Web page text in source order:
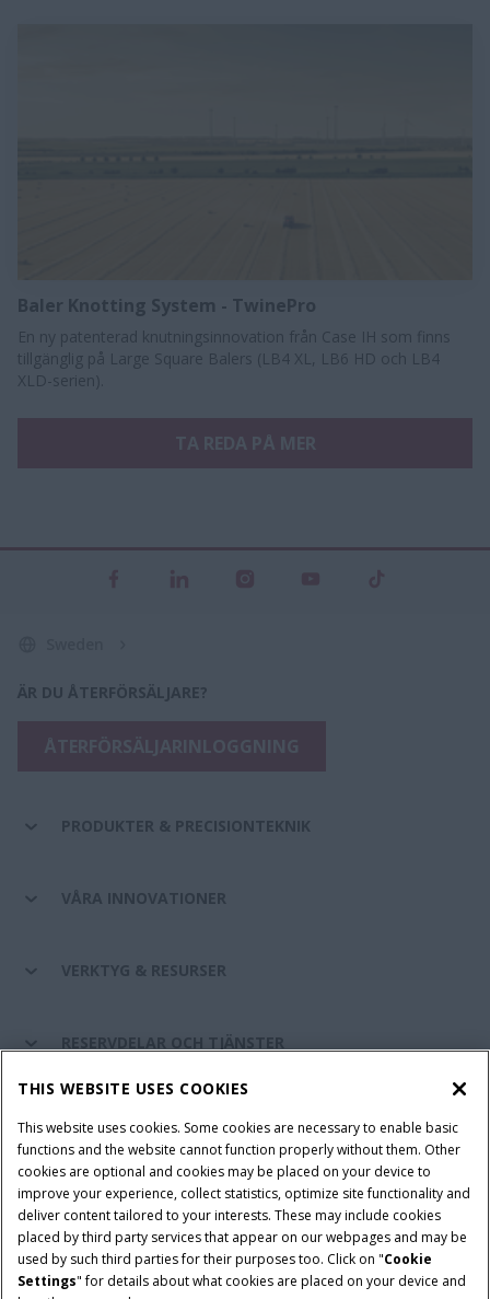
Baler Knotting System - TwinePro
En ny patenterad knutningsinnovation från Case IH som finns
tillgänglig på Large Square Balers (LB4 XL, LB6 HD och LB4
XLD-serien).
ÄR DU ÅTERFÖRSÄLJARE?
PRODUKTER & PRECISIONTEKNIK
VÅRA INNOVATIONER
VERKTYG & RESURSER
RESERVDELAR OCH TJÄNSTER
Villkor och juridiska meddelanden Privacy Notice
Imprint
Cookie Settings
Telematics Privacy notice
© 2026 CNH Industrial America LLC. All Rights Reserved. Case IH is a
THIS WEBSITE USES COOKIES
This website uses cookies. Some cookies are necessary to enable basic
functions and the website cannot function properly without them. Other
cookies are optional and cookies may be placed on your device to
improve your experience, collect statistics, optimize site functionality and
deliver content tailored to your interests. These may include cookies
placed by third party services that appear on our webpages and may be
used by such third parties for their purposes too. Click on "Cookie
Settings" for details about what cookies are placed on your device and